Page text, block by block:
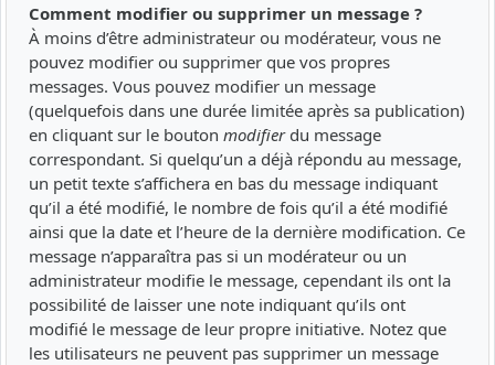
Comment modifier ou supprimer un message ?
À moins d’être administrateur ou modérateur, vous ne
pouvez modifier ou supprimer que vos propres
messages. Vous pouvez modifier un message
(quelquefois dans une durée limitée après sa publication)
en cliquant sur le bouton modifierdu message
correspondant. Si quelqu’un a déjà répondu au message,
un petit texte s’affichera en bas du message indiquant
qu’il a été modifié, le nombre de fois qu’il a été modifié
ainsi que la date et l’heure de la dernière modification. Ce
message n’apparaîtra pas si un modérateur ou un
administrateur modifie le message, cependant ils ont la
possibilité de laisser une note indiquant qu’ils ont
modifié le message de leur propre initiative. Notez que
les utilisateurs ne peuvent pas supprimer un message